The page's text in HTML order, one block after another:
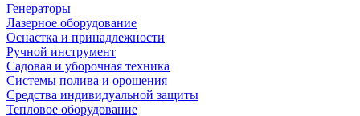
Генераторы
Лазерное оборудование
Оснастка и принадлежности
Ручной инструмент
Садовая и уборочная техника
Системы полива и орошения
Средства индивидуальной защиты
Тепловое оборудование